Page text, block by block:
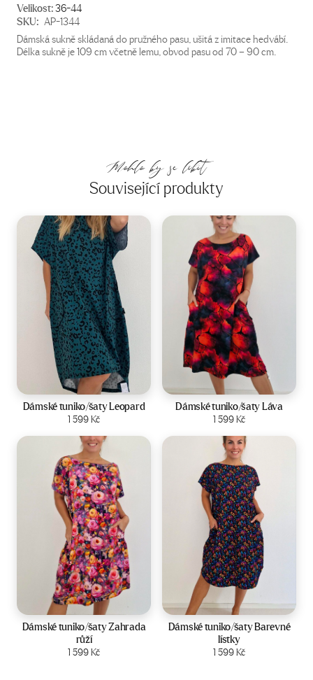
Velikost:36-44
SKU: AP-1344
Dámská sukně skládaná do pružného pasu, ušitá z imitace hedvábí.
Délka sukně je 109 cm včetně lemu, obvod pasu od 70 – 90 cm.
Mohlo by se líbit
Související produkty
Velikost:44-50
Dámské tuniko/šaty Leopard
1 599Kč
Zobrazit produkt
Velikost: 44-50
Dámské tuniko/šaty Láva
1 599Kč
Zobrazit produkt
Velikost:44-50
Dámské tuniko/šaty Zahrada
růží
1 599Kč
Zobrazit produkt
Velikost:44-50
Dámské tuniko/šaty Barevné
lístky
1 599Kč
Zobrazit produkt